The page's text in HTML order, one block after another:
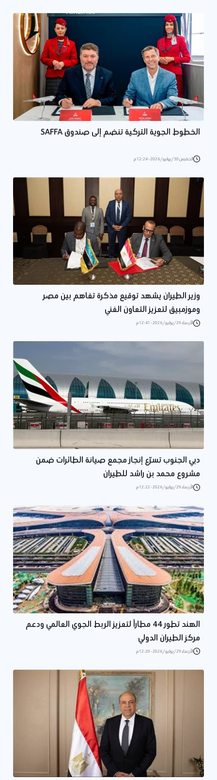
الخطوط الجوية التركية تنضم إلى صندوق SAFFA
الخميس 30/يوليو/2026 - 12:24 م
وزير الطيران يشهد توقيع مذكرة تفاهم بين مصر
وموزمبيق لتعزيز التعاون الفني
الأربعاء 29/يوليو/2026 - 12:41 م
دبي الجنوب تسرّع إنجاز مجمع صيانة الطائرات ضمن
مشروع محمد بن راشد للطيران
الأربعاء 29/يوليو/2026 - 12:22 م
الهند تطور 44 مطاراً لتعزيز الربط الجوي العالمي ودعم
مركز الطيران الدولي
الأربعاء 29/يوليو/2026 - 12:20 م